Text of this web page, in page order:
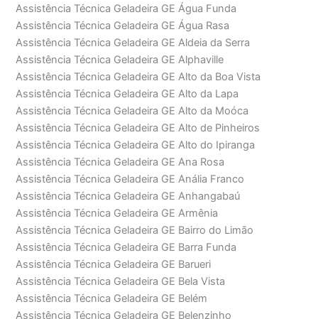
Assistência Técnica Geladeira GE Água Funda
Assistência Técnica Geladeira GE Água Rasa
Assistência Técnica Geladeira GE Aldeia da Serra
Assistência Técnica Geladeira GE Alphaville
Assistência Técnica Geladeira GE Alto da Boa Vista
Assistência Técnica Geladeira GE Alto da Lapa
Assistência Técnica Geladeira GE Alto da Moóca
Assistência Técnica Geladeira GE Alto de Pinheiros
Assistência Técnica Geladeira GE Alto do Ipiranga
Assistência Técnica Geladeira GE Ana Rosa
Assistência Técnica Geladeira GE Anália Franco
Assistência Técnica Geladeira GE Anhangabaú
Assistência Técnica Geladeira GE Armênia
Assistência Técnica Geladeira GE Bairro do Limão
Assistência Técnica Geladeira GE Barra Funda
Assistência Técnica Geladeira GE Barueri
Assistência Técnica Geladeira GE Bela Vista
Assistência Técnica Geladeira GE Belém
Assistência Técnica Geladeira GE Belenzinho